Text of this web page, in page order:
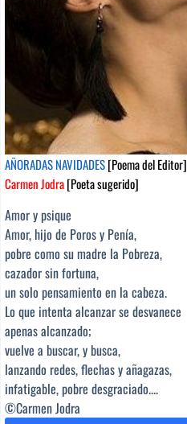
AÑORADAS NAVIDADES[Poema del Editor]
Carmen Jodra[Poeta sugerido]
Amor y psique
Amor, hijo de Poros y Penía,
pobre como su madre la Pobreza,
cazador sin fortuna,
un solo pensamiento en la cabeza.
Lo que intenta alcanzar se desvanece
apenas alcanzado;
vuelve a buscar, y busca,
lanzando redes, flechas y añagazas,
infatigable, pobre desgraciado....
©Carmen Jodra